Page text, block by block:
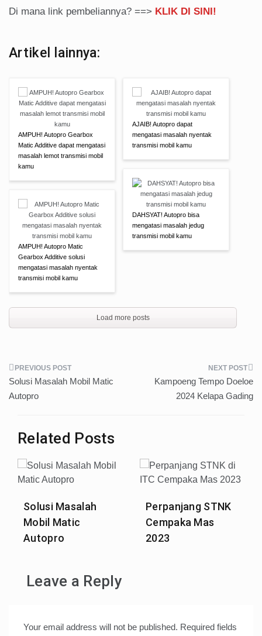
Di mana link pembeliannya? ==> KLIK DI SINI!
Artikel lainnya:
AMPUH! Autopro Gearbox
Matic Additive dapat mengatasi
masalah lemot transmisi mobil
kamu
AMPUH! Autopro Matic
Gearbox Additive solusi
mengatasi masalah nyentak
transmisi mobil kamu
AJAIB! Autopro dapat
mengatasi masalah nyentak
transmisi mobil kamu
DAHSYAT! Autopro bisa
mengatasi masalah jedug
transmisi mobil kamu
Load more posts
Post
navigation
Solusi Masalah Mobil Matic
Autopro
Kampoeng Tempo Doeloe
2024 Kelapa Gading
Related Posts
Solusi Masalah
Mobil Matic
Autopro
Perpanjang STNK
Cempaka Mas
2023
Leave a Reply
Your email address will not be published. Required fields